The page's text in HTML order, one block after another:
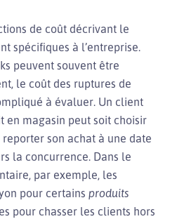
de coût décrivant le
spécifiques à l’entreprise.
peuvent souvent être
le coût des ruptures de
à évaluer. Un client
en magasin peut soit choisir
son achat à une date
la concurrence. Dans le
par exemple, les
pour certains produits
pour chasser les clients hors